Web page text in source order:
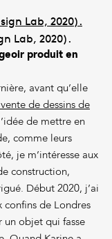
Lab, 2020).
produit en
avant qu’elle
de dessins de
de mettre en
comme leurs
je m’intéresse aux
construction,
Début 2020, j’ai
confins de Londres
un objet qui fasse